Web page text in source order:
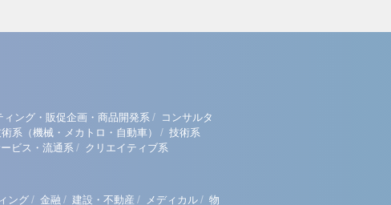
ィング・販促企画・商品開発系/ コンサルタ
系（機械・メカトロ・自動車） / 技術系
ビス・流通系 / クリエイティブ系
ング / 金融 / 建設・不動産 / メディカル / 物